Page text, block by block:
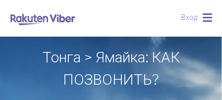
Вход
Тонга > Ямайка: КАК
ПОЗВОНИТЬ?